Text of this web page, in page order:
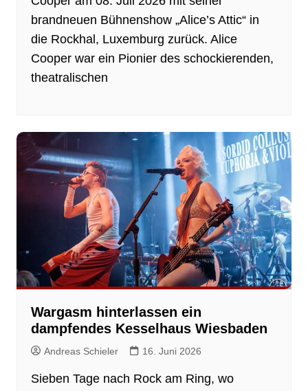
brandneuen Bühnenshow „Alice’s Attic“ in
die Rockhal, Luxemburg zurück. Alice
Cooper war ein Pionier des schockierenden,
theatralischen
Wargasm hinterlassen ein
dampfendes Kesselhaus Wiesbaden
Andreas Schieler 16. Juni 2026
Sieben Tage nach Rock am Ring, wo